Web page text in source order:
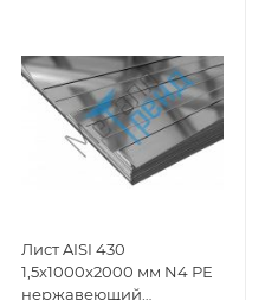
Лист AISI 430
1,5x1000x2000 мм N4 РЕ
нержавеющий